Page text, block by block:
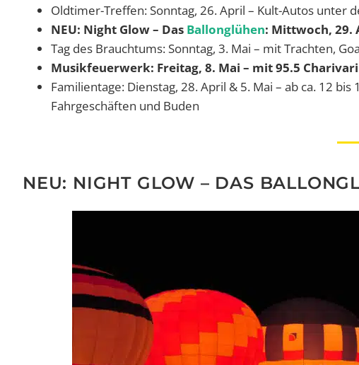
Oldtimer-Treffen: Sonntag, 26. April – Kult-Autos unter
NEU: Night Glow – Das Ballonglühen: Mittwoch, 29.
Tag des Brauchtums: Sonntag, 3. Mai – mit Trachten,
Musikfeuerwerk: Freitag, 8. Mai – mit 95.5 Charivari
Familientage: Dienstag, 28. April & 5. Mai – ab ca. 12
Fahrgeschäften und Buden
NEU: NIGHT GLOW – DAS